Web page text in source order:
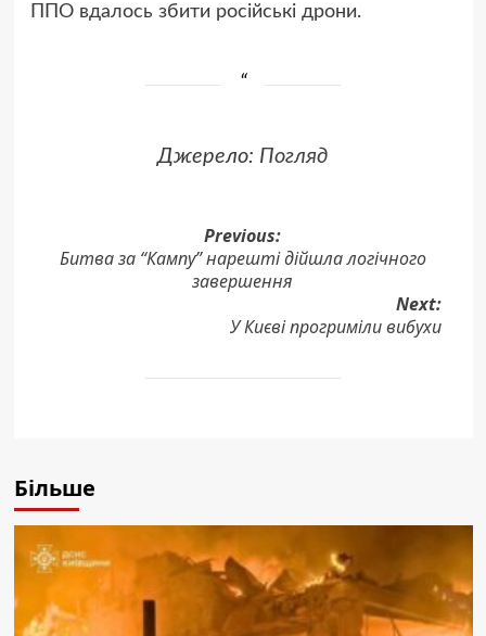
ППО вдалось збити російські дрони.
Джерело: Погляд
Post
navigation
Previous:
Битва за “Кампу” нарешті дійшла логічного
завершення
Next:
У Києві прогриміли вибухи
Більше